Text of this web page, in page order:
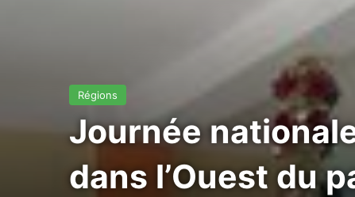
Régions
Journée
dans l’Ouest du